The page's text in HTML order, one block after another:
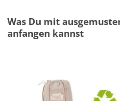
Was Du mit
anfangen kannst